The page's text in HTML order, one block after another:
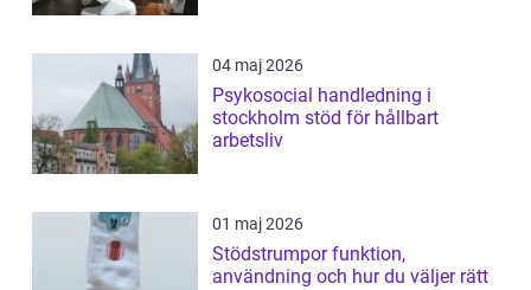
04 maj 2026
Psykosocial handledning i
stockholm stöd för hållbart
arbetsliv
01 maj 2026
Stödstrumpor funktion,
användning och hur du väljer rätt